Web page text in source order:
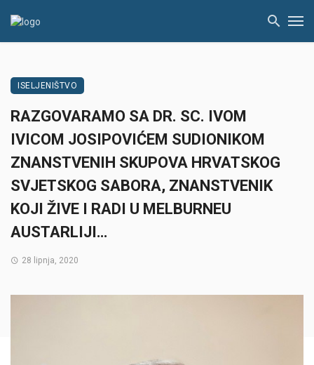
ISELJENIŠTVO
RAZGOVARAMO SA DR. SC. IVOM
IVICOM JOSIPOVIĆEM SUDIONIKOM
ZNANSTVENIH SKUPOVA HRVATSKOG
SVJETSKOG SABORA, ZNANSTVENIK
KOJI ŽIVE I RADI U MELBURNEU
AUSTARLIJI…
28 lipnja, 2020